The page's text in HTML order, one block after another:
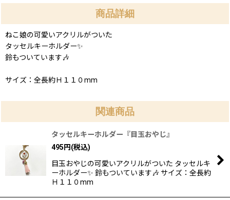
商品詳細
ねこ娘の可愛いアクリルがついた
タッセルキーホルダー✨
鈴もついています🎶
サイズ：全長約Ｈ１１０mm
関連商品
タッセルキーホルダー『目玉おやじ』
495円(税込)
目玉おやじの可愛いアクリルがついた タッセルキ
ーホルダー✨ 鈴もついています🎶 サイズ：全長約
Ｈ１１０mm